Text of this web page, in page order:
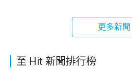
更多新聞
至 Hit 新聞排行榜